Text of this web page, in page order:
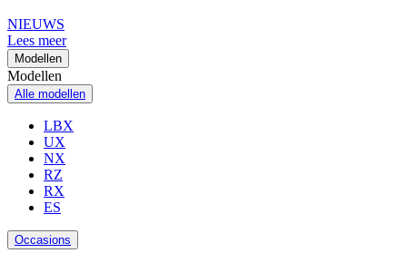
NIEUWS
Lees meer
Modellen
Modellen
Alle modellen
LBX
UX
NX
RZ
RX
ES
Occasions